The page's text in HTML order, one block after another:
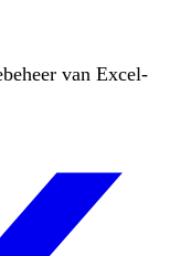
van Excel-